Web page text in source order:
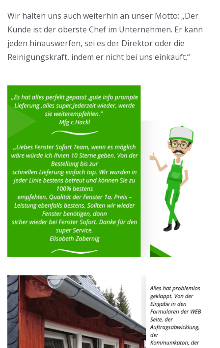
Wir halten uns auch weiterhin an unser Motto: „Der
Kunde ist der oberste Chef im Unternehmen. Er kann
jeden hinauswerfen, sei es der Direktor oder die
Reinigungskraft, indem er nicht bei uns einkauft.“